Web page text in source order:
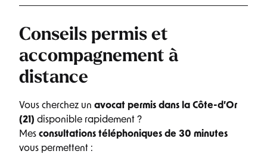
Conseils permis et
accompagnement à
distance
Vous cherchez un avocat permis dans la Côte-d’Or
(21) disponible rapidement ?
Mes consultations téléphoniques de 30 minutes
vous permettent :